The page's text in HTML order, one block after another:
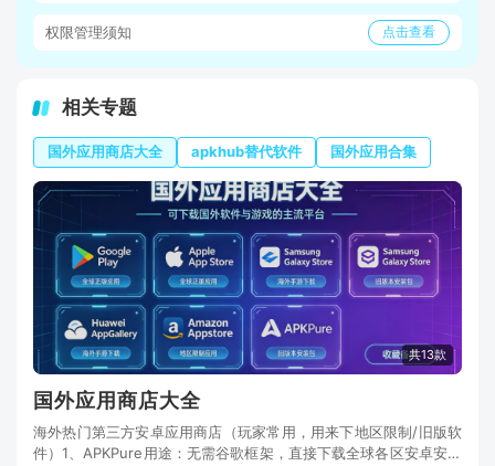
权限管理须知 点击查看
相关专题
国外应用商店大全 apkhub替代软件 国外应用合集
共13款
国外应用商店大全
海外热门第三方安卓应用商店（玩家常用，用来下地区限制/旧版软
件）1、APKPure用途：无需谷歌框架，直接下载全球各区安卓安装